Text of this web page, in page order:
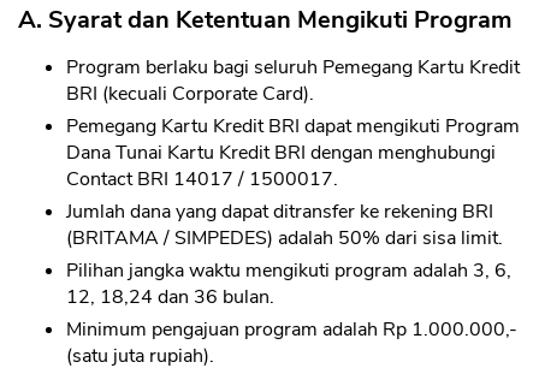
A. Syarat dan Ketentuan Mengikuti Program
Program berlaku bagi seluruh Pemegang Kartu Kredit
BRI (kecuali Corporate Card).
Pemegang Kartu Kredit BRI dapat mengikuti Program
Dana Tunai Kartu Kredit BRI dengan menghubungi
Contact BRI 14017 / 1500017.
Jumlah dana yang dapat ditransfer ke rekening BRI
(BRITAMA / SIMPEDES) adalah 50% dari sisa limit.
Pilihan jangka waktu mengikuti program adalah 3, 6,
12, 18,24 dan 36 bulan.
Minimum pengajuan program adalah Rp 1.000.000,-
(satu juta rupiah).